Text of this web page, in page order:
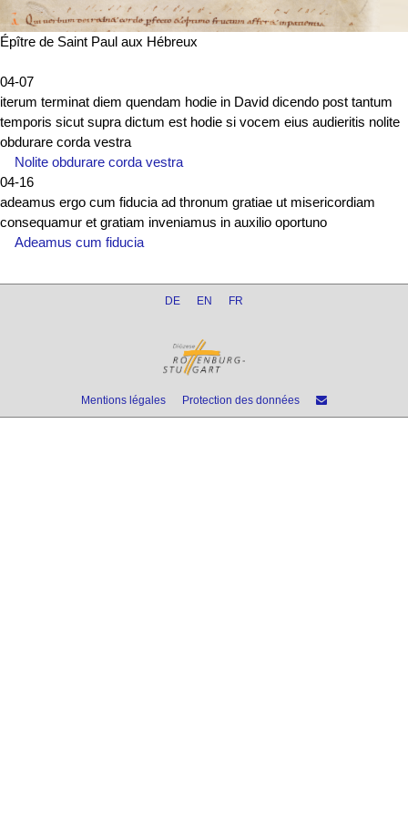
Épître de Saint Paul aux Hébreux
04-07
iterum terminat diem quendam hodie in David dicendo post tantum
temporis sicut supra dictum est hodie si vocem eius audieritis nolite
obdurare corda vestra
Nolite obdurare corda vestra
04-16
adeamus ergo cum fiducia ad thronum gratiae ut misericordiam
consequamur et gratiam inveniamus in auxilio oportuno
Adeamus cum fiducia
DE EN FR
Mentions légales Protection des données